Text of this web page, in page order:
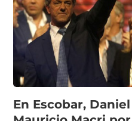
En Escobar,